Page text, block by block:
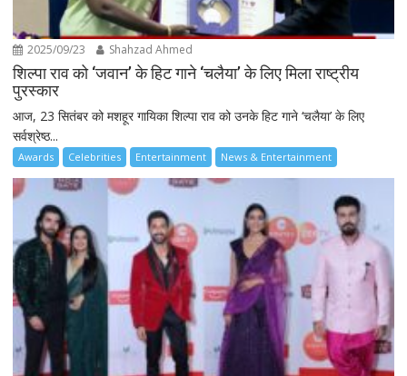
2025/09/23 Shahzad Ahmed
शिल्पा राव को ‘जवान’ के हिट गाने ‘चलैया’ के लिए मिला राष्ट्रीय
पुरस्कार
आज, 23 सितंबर को मशहूर गायिका शिल्पा राव को उनके हिट गाने ‘चलैया’ के लिए
सर्वश्रेष्ठ...
Awards Celebrities Entertainment News & Entertainment